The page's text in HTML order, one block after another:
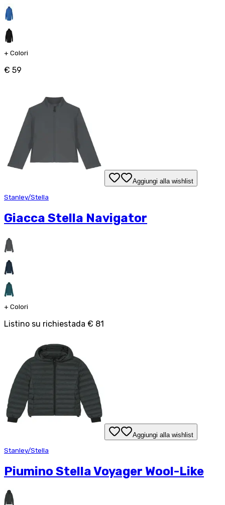
+ Colori
€ 59
Aggiungi alla wishlist
Stanley/Stella
Giacca Stella Navigator
+ Colori
Listino su richiestada € 81
Aggiungi alla wishlist
Stanley/Stella
Piumino Stella Voyager Wool-Like